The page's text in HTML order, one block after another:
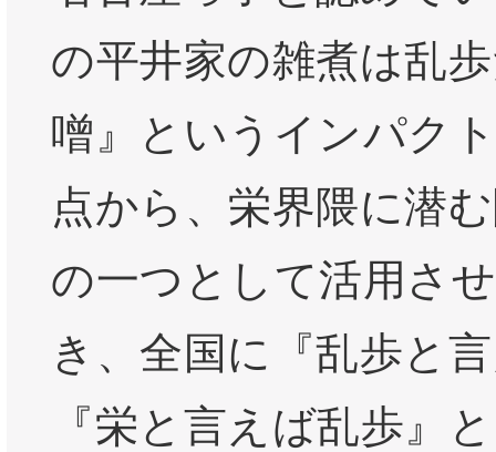
の平井家の雑煮は乱
噌』というインパク
点から、栄界隈に潜
の一つとして活用さ
き、全国に『乱歩と
『栄と言えば乱歩』